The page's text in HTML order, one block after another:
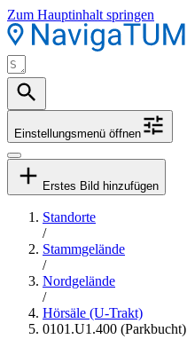
Zum Hauptinhalt springen
Einstellungsmenü öffnen
Erstes Bild hinzufügen
Standorte
/
Stammgelände
/
Nordgelände
/
Hörsäle (U-Trakt)
0101.U1.400 (Parkbucht)